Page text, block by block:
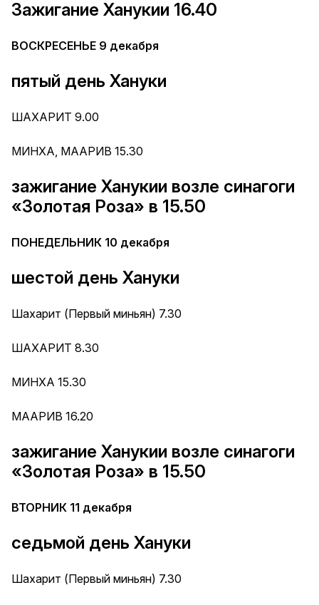
Зажигание Ханукии 16.40
ВОСКРЕСЕНЬЕ 9 декабря
пятый день Хануки
ШАХАРИТ 9.00
МИНХА, МААРИВ 15.30
зажигание Ханукии возле синагоги
«Золотая Роза» в 15.50
ПОНЕДЕЛЬНИК 10 декабря
шестой день Хануки
Шахарит (Первый миньян) 7.30
ШАХАРИТ 8.30
МИНХА 15.30
МААРИВ 16.20
зажигание Ханукии возле синагоги
«Золотая Роза» в 15.50
ВТОРНИК 11 декабря
седьмой день Хануки
Шахарит (Первый миньян) 7.30